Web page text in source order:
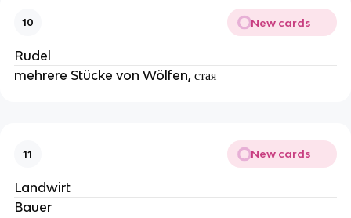
10 New cards
Rudel
mehrere Stücke von Wölfen, стая
11 New cards
Landwirt
Bauer